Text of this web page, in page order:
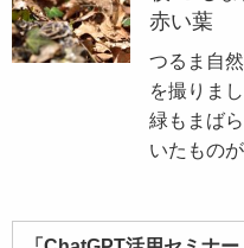
赤い葉
つるま自
を撮りま
緑もまば
いたもの